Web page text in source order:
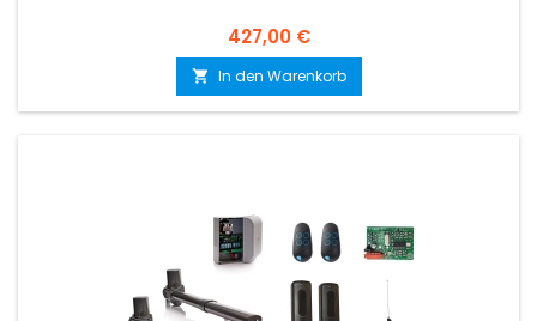
Preis
427,00 €
 In den Warenkorb